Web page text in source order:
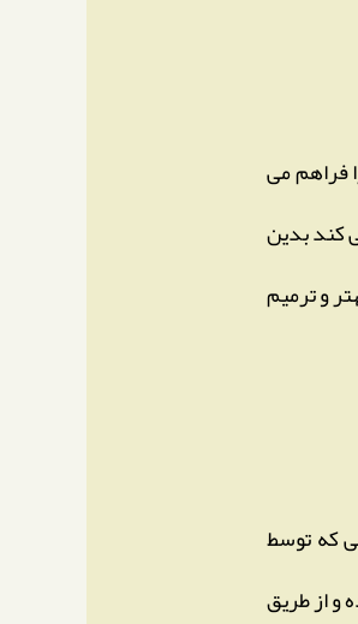
فراهم می
کند بدین
و ترمیم
که توسط
از طریق